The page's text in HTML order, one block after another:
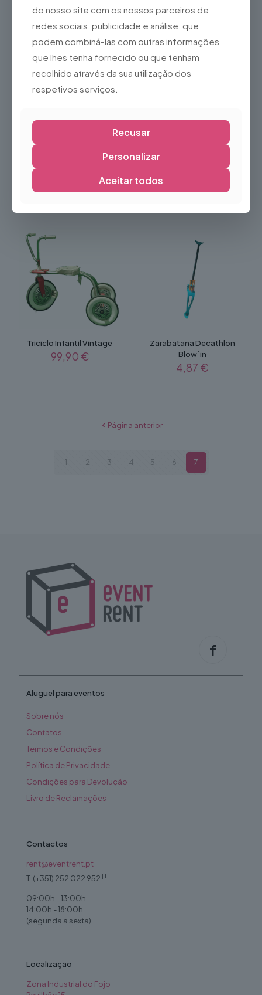
Tapete Puzzle Infantil em
Espuma – Colorido e
Trampolim Rectangular 520
Triciclo Infantil Vintage
99,90 €
Zarabatana Decathlon
Blow´in
4,87 €
Página anterior
1 2 3 4 5 6 7
Aluguel para eventos
Sobre nós
Contatos
Termos e Condições
Política de Privacidade
Condições para Devolução
Livro de Reclamações
Contactos
rent@eventrent.pt
T. (+351) 252 022 952 [1]
09:00h - 13:00h
14:00h - 18:00h
(segunda a sexta)
Localização
Zona Industrial do Fojo
do nosso site com os nossos parceiros de
redes sociais, publicidade e análise, que
podem combiná-las com outras informações
que lhes tenha fornecido ou que tenham
recolhido através da sua utilização dos
respetivos serviços.
Recusar
Personalizar
Aceitar todos